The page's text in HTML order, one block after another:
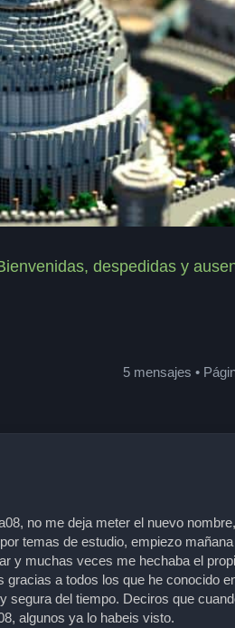
despedidas y
5 mensajes •
no me deja meter el nuevo nombre,
temas de estudio, empiezo mañana
y muchas veces me hechaba el
gracias a todos los que he conocido
segura del tiempo. Deciros que
algunos ya lo habeis visto.